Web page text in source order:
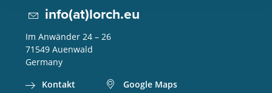
info(at)lorch.eu
Im Anwänder 24 – 26
71549 Auenwald
Germany
Kontakt
Google Maps